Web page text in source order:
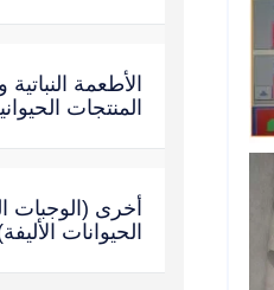
الأطعمة
المنتجات
أخرى (الوجبات
الحيوانات